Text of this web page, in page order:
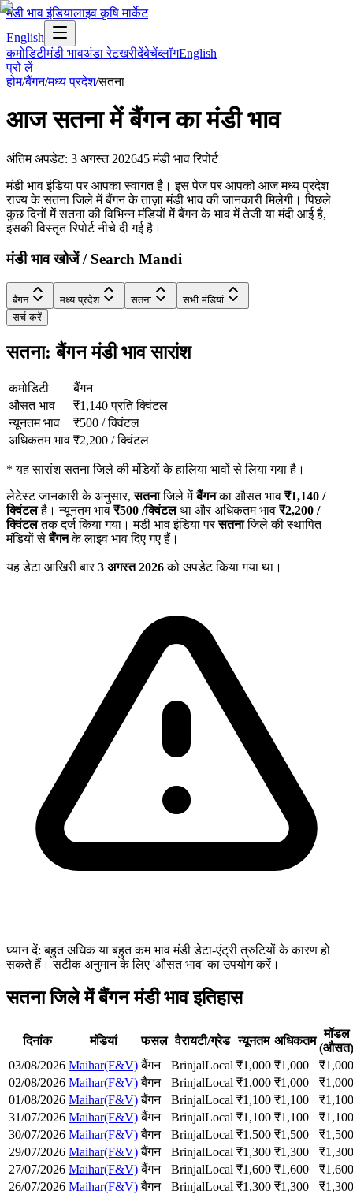
मंडी भाव इंडियालाइव कृषि मार्केट
English
कमोडिटीमंडी भावअंडा रेटखरीदेंबेचेंब्लॉगEnglish
प्रो लें
होम/बैंगन/मध्य प्रदेश/सतना
आजसतनामेंबैंगनका मंडी भाव
अंतिम अपडेट: 3 अगस्त 202645 मंडी भाव रिपोर्ट
मंडी भाव इंडिया पर आपका स्वागत है। इस पेज पर आपको आज मध्य प्रदेश
राज्य के सतना जिले में बैंगन के ताज़ा मंडी भाव की जानकारी मिलेगी। पिछले
कुछ दिनों में सतना की विभिन्न मंडियों में बैंगन के भाव में तेजी या मंदी आई है,
इसकी विस्तृत रिपोर्ट नीचे दी गई है।
मंडी भाव खोजें / Search Mandi
बैंगन मध्य प्रदेश सतना
सभी मंडियां
सर्च करें
सतना: बैंगन मंडी भाव सारांश
कमोडिटी
बैंगन
औसत भाव
₹1,140 प्रति क्विंटल
न्यूनतम भाव
₹500 /क्विंटल
अधिकतम भाव ₹2,200 /क्विंटल
*यह सारांश सतना जिले की मंडियों के हालिया भावों से लिया गया है।
लेटेस्ट जानकारी के अनुसार,सतनाजिले मेंबैंगनका औसत भाव ₹1,140 /
क्विंटलहै। न्यूनतम भाव ₹500 /क्विंटलथा और अधिकतम भाव ₹2,200 /
क्विंटलतक दर्ज किया गया। मंडी भाव इंडिया परसतनाजिले की स्थापित
मंडियों सेबैंगनके लाइव भाव दिए गए हैं।
यह डेटा आखिरी बार3 अगस्त 2026को अपडेट किया गया था।
ध्यान दें: बहुत अधिक या बहुत कम भाव मंडी डेटा-एंट्री त्रुटियों के कारण हो
सकते हैं। सटीक अनुमान के लिए 'औसत भाव' का उपयोग करें।
सतना जिले में बैंगन मंडी भाव इतिहास
दिनांक मंडियां फसल वैरायटी/ग्रेड न्यूनतम अधिकतम
मॉडल
(औसत)
03/08/2026 Maihar(F&V) बैंगन BrinjalLocal ₹1,000 ₹1,000 ₹1,000
02/08/2026 Maihar(F&V) बैंगन BrinjalLocal ₹1,000 ₹1,000 ₹1,000
01/08/2026 Maihar(F&V) बैंगन BrinjalLocal ₹1,100 ₹1,100 ₹1,100
31/07/2026 Maihar(F&V) बैंगन BrinjalLocal ₹1,100 ₹1,100 ₹1,100
30/07/2026 Maihar(F&V) बैंगन BrinjalLocal ₹1,500 ₹1,500 ₹1,500
29/07/2026 Maihar(F&V) बैंगन BrinjalLocal ₹1,300 ₹1,300 ₹1,300
27/07/2026 Maihar(F&V) बैंगन BrinjalLocal ₹1,600 ₹1,600 ₹1,600
26/07/2026 Maihar(F&V) बैंगन BrinjalLocal ₹1,300 ₹1,300 ₹1,300